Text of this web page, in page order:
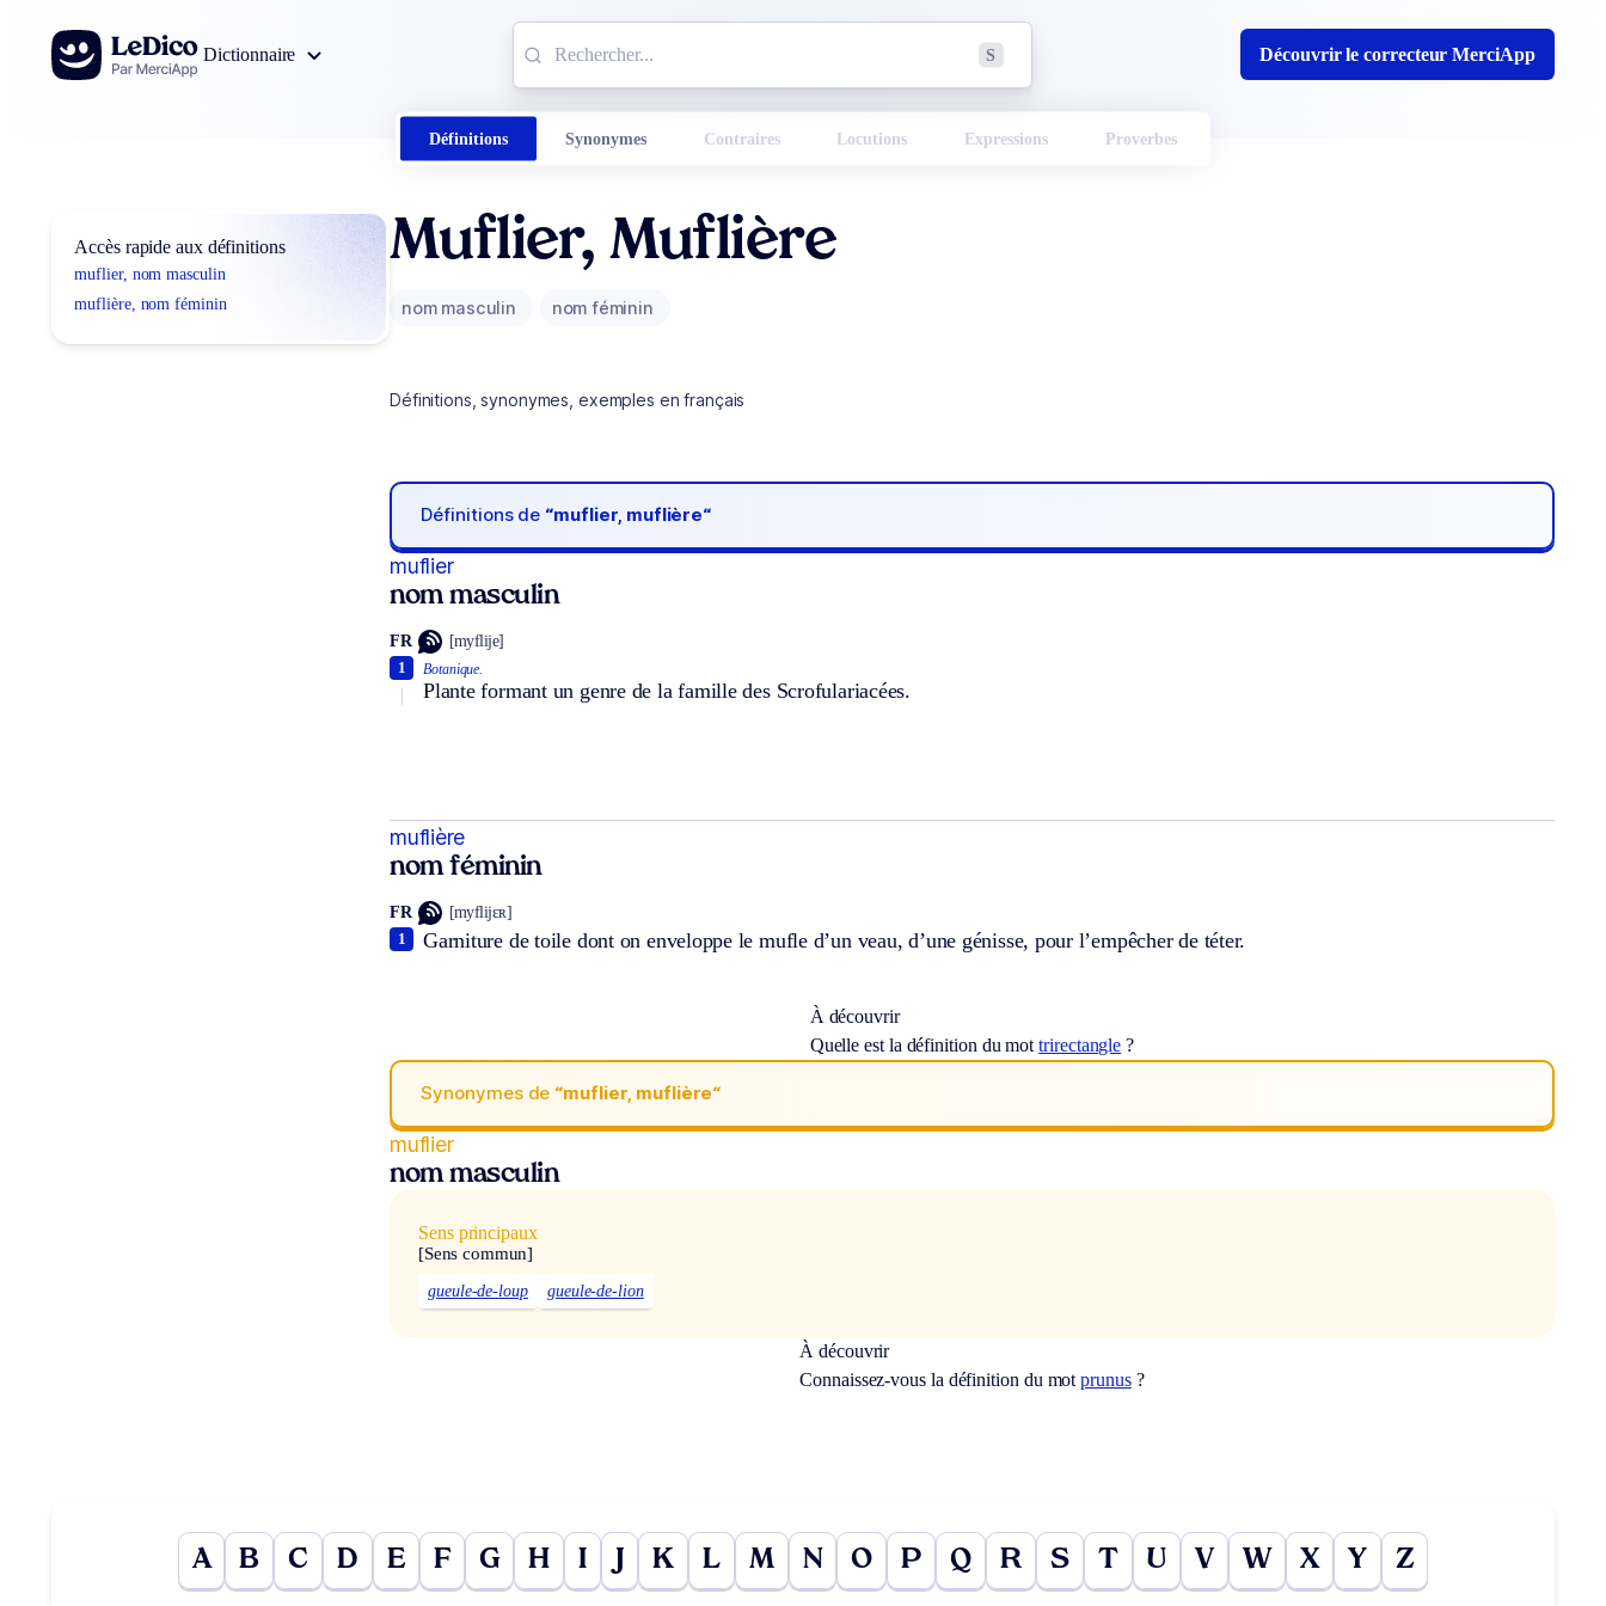
Aller au contenu
Dictionnaire
S Découvrir le correcteur MerciApp
Définitions Synonymes Contraires Locutions Expressions Proverbes
Accès rapide aux définitions
muflier, nom masculin
muflière, nom féminin
Muflier, Muflière
nom masculin nom féminin
Définitions, synonymes, exemples en français
Définitions de “muflier, muflière“
muflier
nom masculin
FR [myflije]
Botanique.
Plante formant un genre de la famille des Scrofulariacées.
1
muflière
nom féminin
FR [myflijɛʀ]
Garniture de toile dont on enveloppe le mufle d’un veau, d’une génisse, pour l’empêcher de téter.
1
À découvrir
Quelle est la définition du mottrirectangle ?
Synonymes de “muflier, muflière“
muflier
nom masculin
Sens principaux
[Sens commun]
gueule-de-loup gueule-de-lion
À découvrir
Connaissez-vous la définition du motprunus?
A B C D E F G H I J K L M N O P Q R S T U V W X Y Z